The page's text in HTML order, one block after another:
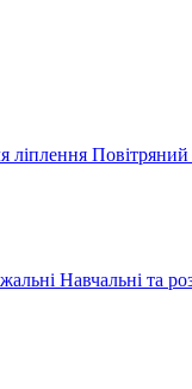
ліплення Повітряний
Навчальні та